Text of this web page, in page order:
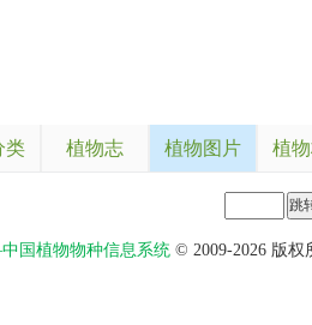
类 植物志 植物图片 植
国植物物种信息系统 © 2009-2026 版